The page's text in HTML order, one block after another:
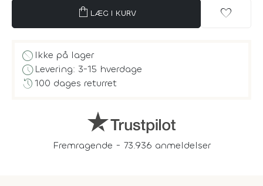
shopping_bag LÆG I KURV favorite
block Ikke på lager
scheduleLevering: 3-15 hverdage
history100 dages returret
Fremragende - 73.936 anmeldelser